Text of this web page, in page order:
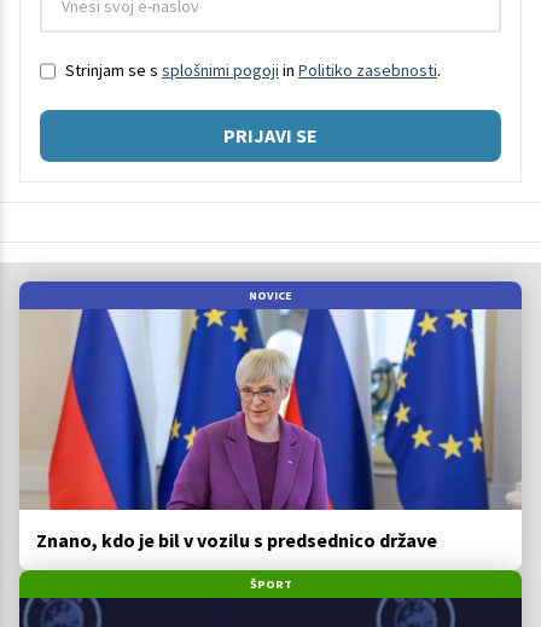
Strinjam se s splošnimi pogoji in Politiko zasebnosti.
PRIJAVI SE
NOVICE
Znano, kdo je bil v vozilu s predsednico države
ŠPORT